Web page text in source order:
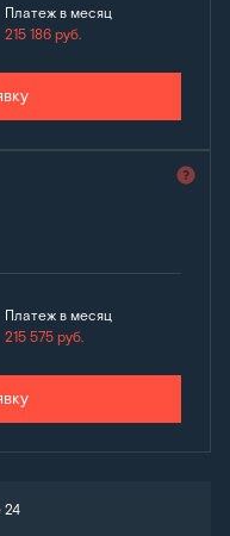
Платеж в месяц
215 186руб.
Платеж в месяц
215 575руб.
24